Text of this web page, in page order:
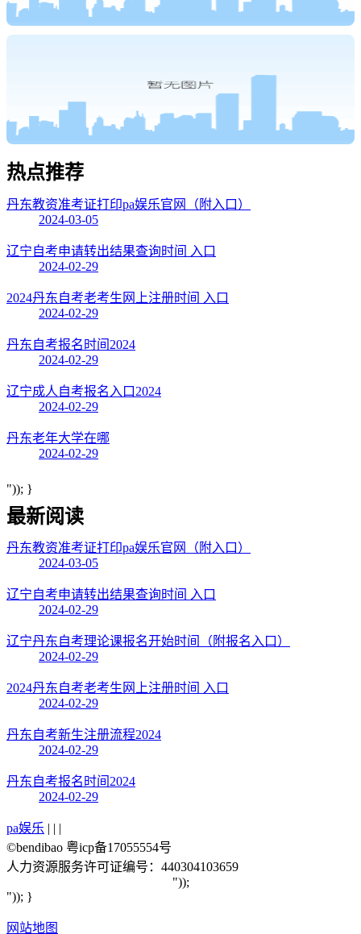
热点推荐
丹东教资准考证打印pa娱乐官网（附入口）
2024-03-05
辽宁自考申请转出结果查询时间 入口
2024-02-29
2024丹东自考老考生网上注册时间 入口
2024-02-29
丹东自考报名时间2024
2024-02-29
辽宁成人自考报名入口2024
2024-02-29
丹东老年大学在哪
2024-02-29
")); }
最新阅读
丹东教资准考证打印pa娱乐官网（附入口）
2024-03-05
辽宁自考申请转出结果查询时间 入口
2024-02-29
辽宁丹东自考理论课报名开始时间（附报名入口）
2024-02-29
2024丹东自考老考生网上注册时间 入口
2024-02-29
丹东自考新生注册流程2024
2024-02-29
丹东自考报名时间2024
2024-02-29
pa娱乐 | | |
©bendibao 粤icp备17055554号
人力资源服务许可证编号：440304103659
"));
")); }
网站地图